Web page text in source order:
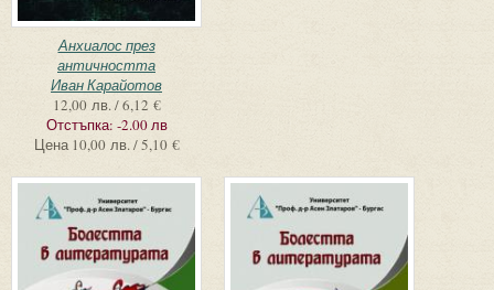
Анхиалос през
античността
Иван Карайотов
12,00 лв. / 6,12 €
Отстъпка: -2.00 лв
Цена 10,00 лв. / 5,10 €